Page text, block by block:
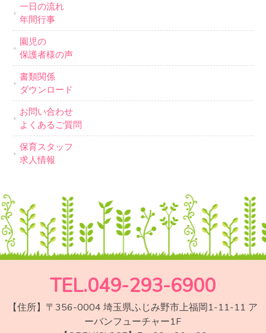
一日の流れ
年間行事
園児の
保護者様の声
書類関係
ダウンロード
お問い合わせ
よくあるご質問
保育スタッフ
求人情報
TEL.049-293-6900
【住所】〒356-0004 埼玉県ふじみ野市上福岡1-11-11 ア
ーバンフューチャー1F